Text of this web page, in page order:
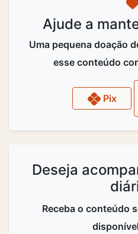
Ajude a
Uma pequena doação
esse conteúdo
Pix
Deseja
Receba o conteúdo